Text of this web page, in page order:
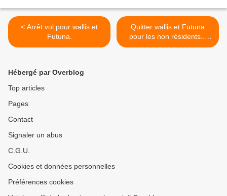
< Arrêt vol pour wallis et
Futuna.
Quitter wallis et Futuna
pour les non résidents...
informations >
Hébergé par Overblog
Top articles
Pages
Contact
Signaler un abus
C.G.U.
Cookies et données personnelles
Préférences cookies